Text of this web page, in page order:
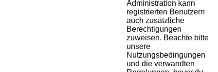
Administration kann
registrierten Benutzern
auch zusätzliche
Berechtigungen
zuweisen. Beachte bitte
unsere
Nutzungsbedingungen
und die verwandten